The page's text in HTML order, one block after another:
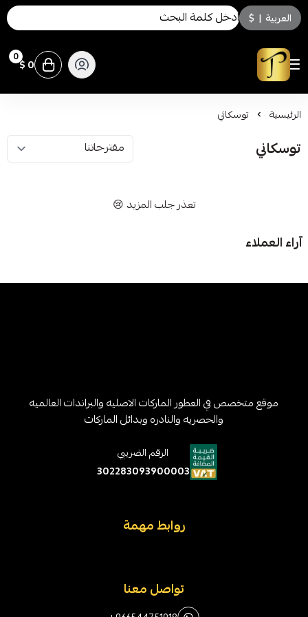
العربية |
$
توسكاني للعطور
0 0 $
الرئيسية توسكاني
توسكاني
تعذر جلب المزيد 😢
آراء العملاء
موقع متخصص في العطور الماركات الاصليه والبراندات العالميه
والحصريه والنادره وبدائل الماركات
الرقم الضريبي
302283093900003
روابط مهمة
تواصل معنا